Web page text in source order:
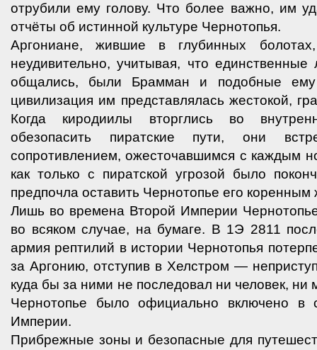
отрубили ему голову. Что более важно, им
отчёты об истинной культуре Чернотопья.
Аргониане, жившие в глубинных
неудивительно, учитывая, что
общались, были Брамман и подобные ему
цивилизация им представлялась жестокой,
Когда киродиилы вторглись во
обезопасить пиратские пути, они
сопротивлением, ожесточавшимся с каждым
как только с пиратской угрозой было
предпочла оставить Чернотопье его коренным
Лишь во времена Второй Империи
во всяком случае, на бумаге. В 1Э 2811
армия рептилий в истории Чернотопья
за Аргонию, отступив в Хелстром —
куда бы за ними не последовал ни человек,
Чернотопье было официально включено в
Империи.
Прибрежные зоны и безопасные для